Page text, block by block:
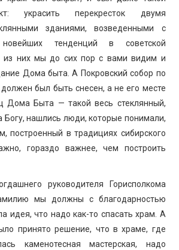
украсить перекресток двумя
зданиями, возведенными с
новейших тенденций в советской
из них мы до сих пор с вами видим и
Дома быта. А Покровский собор по
был быть снесен, а не его месте
Дома Быта — такой весь стеклянный,
Богу, нашлись люди, которые понимали,
построенный в традициях сибирского
гораздо важнее, чем построить
руководителя Горисполкома
мы должны с благодарностью
идея, что надо как-то спасать храм. А
принято решение, что в храме, где
каменотесная мастерская, надо